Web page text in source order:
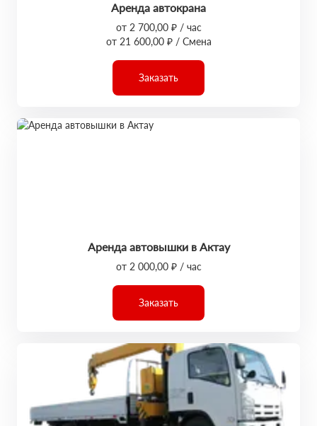
Аренда автокрана
от 2 700,00 ₽ / час
от 21 600,00 ₽ / Смена
Заказать
Аренда автовышки в Актау
от 2 000,00 ₽ / час
Заказать